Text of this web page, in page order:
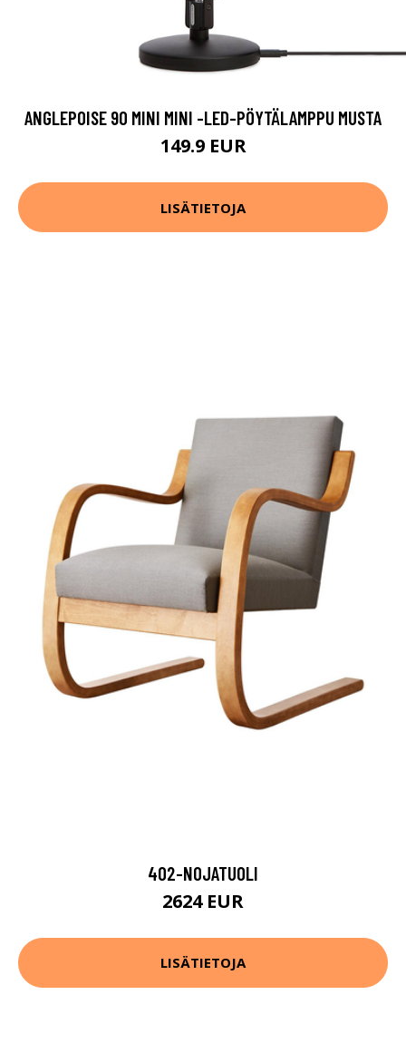
ANGLEPOISE 90 MINI MINI -LED-PÖYTÄLAMPPU MUSTA
149.9 EUR
LISÄTIETOJA
402-NOJATUOLI
2624 EUR
LISÄTIETOJA